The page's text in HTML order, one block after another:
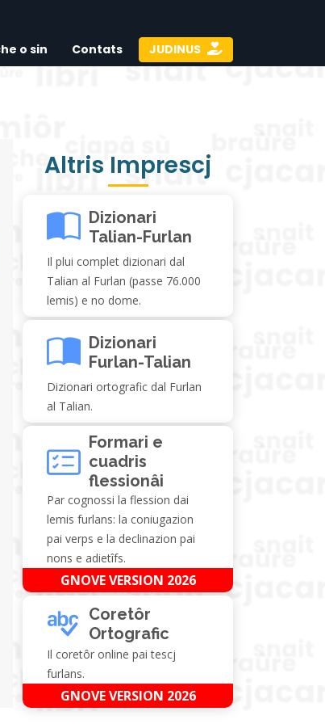
o sin Contats JUDINUS
Altris Imprescj
Dizionari
Talian-Furlan
Il plui complet dizionari dal
Talian al Furlan (passe 76.000
lemis) e no dome.
Dizionari
Furlan-Talian
Dizionari ortografic dal Furlan
al Talian.
Formari e
cuadris
flessionâi
Par cognossi la flession dai
lemis furlans: la coniugazion
pai verps e la declinazion pai
nons e adietîfs.
GNOVE VERSION 2026
Coretôr
Ortografic
Il coretôr online pai tescj
furlans.
GNOVE VERSION 2026